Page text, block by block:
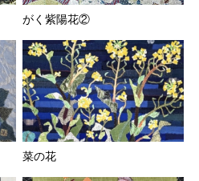
がく紫陽花②
菜の花